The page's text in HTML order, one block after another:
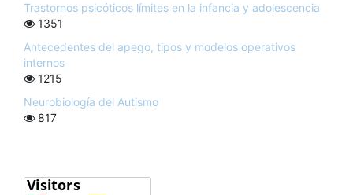
Trastornos psicóticos límites en la infancia y adolescencia
1351
Antecedentes del apego, tipos y modelos operativos
internos
1215
Neurobiología del Autismo
817